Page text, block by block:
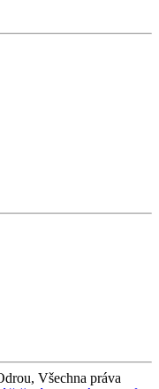
Všechna práva